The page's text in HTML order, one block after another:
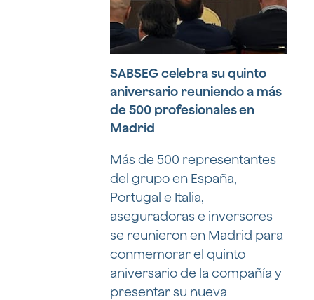
SABSEG celebra su quinto
aniversario reuniendo a más
de 500 profesionales en
Madrid
Más de 500 representantes
del grupo en España,
Portugal e Italia,
aseguradoras e inversores
se reunieron en Madrid para
conmemorar el quinto
aniversario de la compañía y
presentar su nueva